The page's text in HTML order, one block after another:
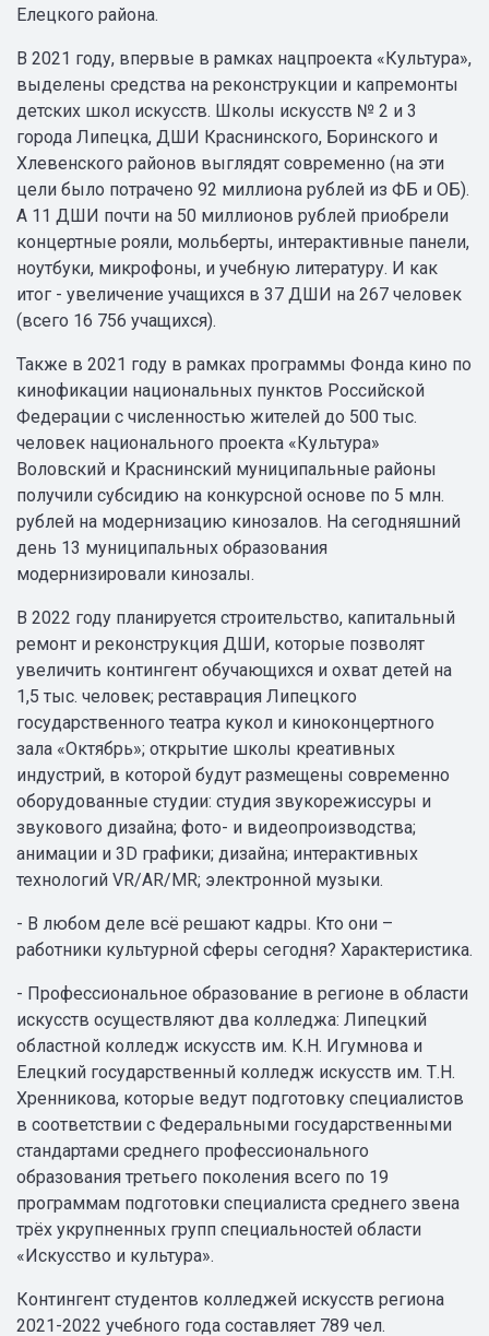
Елецкого района.
В 2021 году, впервые в рамках нацпроекта «Культура»,
выделены средства на реконструкции и капремонты
детских школ искусств. Школы искусств № 2 и 3
города Липецка, ДШИ Краснинского, Боринского и
Хлевенского районов выглядят современно (на эти
цели было потрачено 92 миллиона рублей из ФБ и ОБ).
А 11 ДШИ почти на 50 миллионов рублей приобрели
концертные рояли, мольберты, интерактивные панели,
ноутбуки, микрофоны, и учебную литературу. И как
итог - увеличение учащихся в 37 ДШИ на 267 человек
(всего 16 756 учащихся).
Также в 2021 году в рамках программы Фонда кино по
кинофикации национальных пунктов Российской
Федерации с численностью жителей до 500 тыс.
человек национального проекта «Культура»
Воловский и Краснинский муниципальные районы
получили субсидию на конкурсной основе по 5 млн.
рублей на модернизацию кинозалов. На сегодняшний
день 13 муниципальных образования
модернизировали кинозалы.
В 2022 году планируется строительство, капитальный
ремонт и реконструкция ДШИ, которые позволят
увеличить контингент обучающихся и охват детей на
1,5 тыс. человек; реставрация Липецкого
государственного театра кукол и киноконцертного
зала «Октябрь»; открытие школы креативных
индустрий, в которой будут размещены современно
оборудованные студии: студия звукорежиссуры и
звукового дизайна; фото- и видеопроизводства;
анимации и 3D графики; дизайна; интерактивных
технологий VR/AR/MR; электронной музыки.
- В любом деле всё решают кадры. Кто они –
работники культурной сферы сегодня? Характеристика.
- Профессиональное образование в регионе в области
искусств осуществляют два колледжа: Липецкий
областной колледж искусств им. К.Н. Игумнова и
Елецкий государственный колледж искусств им. Т.Н.
Хренникова, которые ведут подготовку специалистов
в соответствии с Федеральными государственными
стандартами среднего профессионального
образования третьего поколения всего по 19
программам подготовки специалиста среднего звена
трёх укрупненных групп специальностей области
«Искусство и культура».
Контингент студентов колледжей искусств региона
2021-2022 учебного года составляет 789 чел.